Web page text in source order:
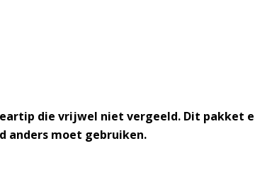
die vrijwel niet vergeeld. Dit pakket
anders moet gebruiken.